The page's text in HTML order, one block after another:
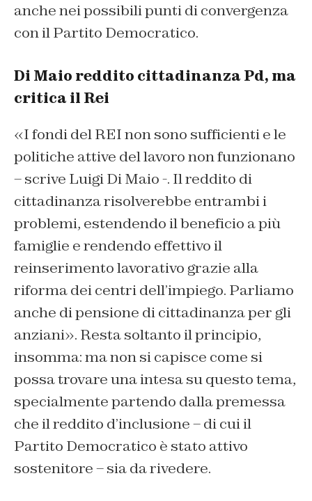
anche nei possibili punti di convergenza
con il Partito Democratico.
Di Maio reddito cittadinanza Pd, ma
critica il Rei
«I fondi del REI non sono sufficienti e le
politiche attive del lavoro non funzionano
– scrive Luigi Di Maio -. Il reddito di
cittadinanza risolverebbe entrambi i
problemi, estendendo il beneficio a più
famiglie e rendendo effettivo il
reinserimento lavorativo grazie alla
riforma dei centri dell’impiego. Parliamo
anche di pensione di cittadinanza per gli
anziani». Resta soltanto il principio,
insomma: ma non si capisce come si
possa trovare una intesa su questo tema,
specialmente partendo dalla premessa
che il reddito d’inclusione – di cui il
Partito Democratico è stato attivo
sostenitore – sia da rivedere.